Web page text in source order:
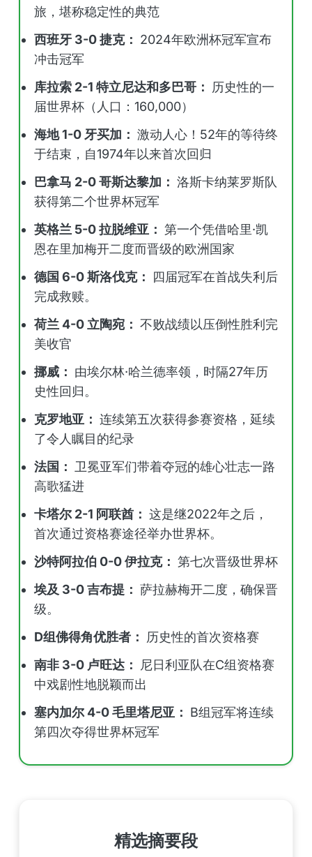
旅，堪称稳定性的典范
西班牙 3-0 捷克： 2024年欧洲杯冠军宣布
冲击冠军
库拉索 2-1 特立尼达和多巴哥： 历史性的一
届世界杯（人口：160,000）
海地 1-0 牙买加： 激动人心！52年的等待终
于结束，自1974年以来首次回归
巴拿马 2-0 哥斯达黎加： 洛斯卡纳莱罗斯队
获得第二个世界杯冠军
英格兰 5-0 拉脱维亚： 第一个凭借哈里·凯
恩在里加梅开二度而晋级的欧洲国家
德国 6-0 斯洛伐克： 四届冠军在首战失利后
完成救赎。
荷兰 4-0 立陶宛： 不败战绩以压倒性胜利完
美收官
挪威： 由埃尔林·哈兰德率领，时隔27年历
史性回归。
克罗地亚： 连续第五次获得参赛资格，延续
了令人瞩目的纪录
法国： 卫冕亚军们带着夺冠的雄心壮志一路
高歌猛进
卡塔尔 2-1 阿联酋： 这是继2022年之后，
首次通过资格赛途径举办世界杯。
沙特阿拉伯 0-0 伊拉克： 第七次晋级世界杯
埃及 3-0 吉布提： 萨拉赫梅开二度，确保晋
级。
D组佛得角优胜者： 历史性的首次资格赛
南非 3-0 卢旺达：
尼日利亚队在C组资格赛
中戏剧性地脱颖而出
塞内加尔 4-0 毛里塔尼亚： B组冠军将连续
第四次夺得世界杯冠军
精选摘要段